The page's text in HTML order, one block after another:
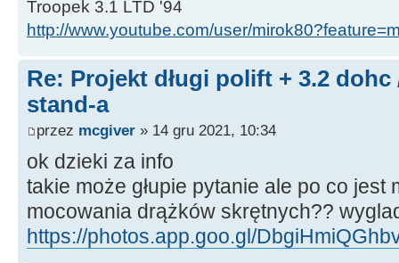
Troopek 3.1 LTD '94
http://www.youtube.com/user/
Re: Projekt długi polift + 3.2 dohc
stand-a
przez mcgiver » 14 gru 2021, 10:34
ok dzieki za info
takie może głupie pytanie ale po co
mocowania drążków skrętnych??
https://photos.app.goo.gl/